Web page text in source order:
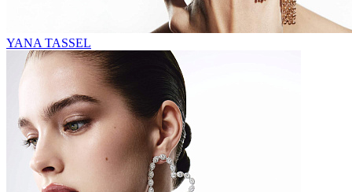
YANA TASSEL